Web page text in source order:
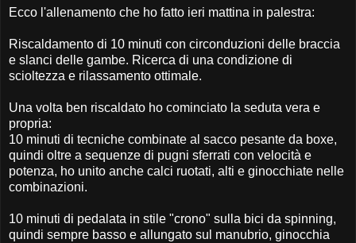
Ecco l'allenamento che ho fatto ieri mattina in palestra:
Riscaldamento di 10 minuti con circonduzioni delle braccia
e slanci delle gambe. Ricerca di una condizione di
scioltezza e rilassamento ottimale.
Una volta ben riscaldato ho cominciato la seduta vera e
propria:
10 minuti di tecniche combinate al sacco pesante da boxe,
quindi oltre a sequenze di pugni sferrati con velocità e
potenza, ho unito anche calci ruotati, alti e ginocchiate nelle
combinazioni.
10 minuti di pedalata in stile "crono" sulla bici da spinning,
quindi sempre basso e allungato sul manubrio, ginocchia